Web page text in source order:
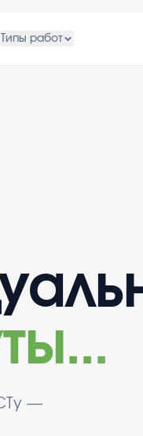
Типы работ
...
—